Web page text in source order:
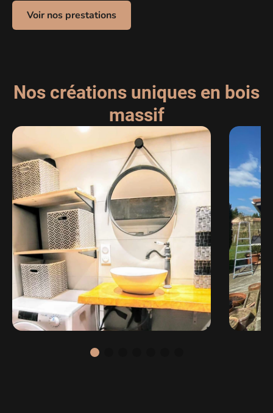
Voir nos prestations
Nos créations uniques en bois
massif